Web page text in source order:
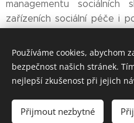
managementu
zařízeních sociální péče i
© 2025 Centrum pro
péče
Používáme cookies, abychom
bezpečnost našich stránek.
nejlepší zkušenost při jejich
Přijmout nezbytné